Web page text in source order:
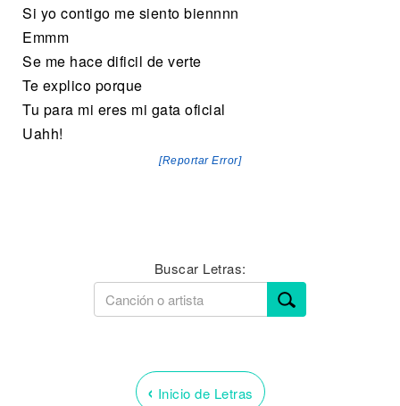
Si yo contigo me siento biennnn
Emmm
Se me hace dificil de verte
Te explico porque
Tu para mi eres mi gata oficial
Uahh!
[Reportar Error]
Buscar Letras:
‹ Inicio de Letras